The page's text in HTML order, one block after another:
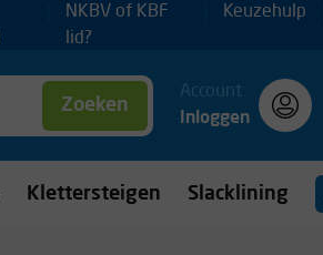
NKBV of KBF
lid?
Keuzehulp
Zoeken
Account
Inloggen
Klettersteigen Slacklining